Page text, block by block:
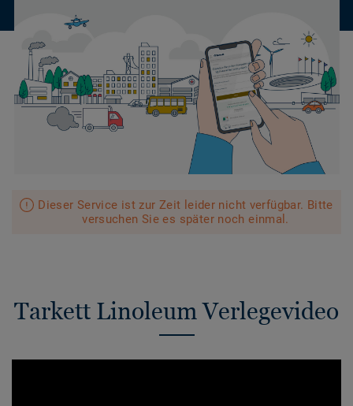
Dieser Service ist zur Zeit leider nicht verfügbar. Bitte
versuchen Sie es später noch einmal.
Tarkett Linoleum Verlegevideo